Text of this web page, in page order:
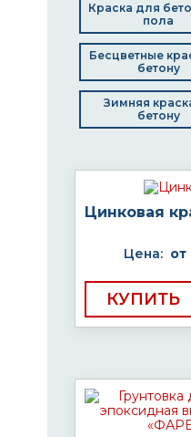
Краска для
пола
Бесцветные
бетону
Зимняя
бетону
Цинковая
Цена: от
КУПИТЬ